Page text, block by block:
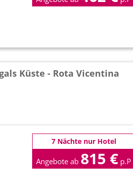
Küste - Rota Vicentina
7 Nächte nur Hotel
Angebote ab 815 € p.P